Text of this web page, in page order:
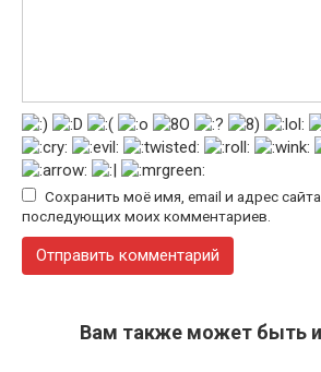
Сохранить моё имя, email и адрес
последующих моих комментариев.
Вам также может быть